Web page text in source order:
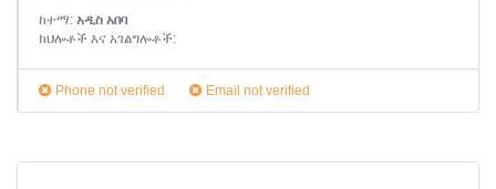
ከተማ: አዲስ አበባ
ክህሎቶች እና አገልግሎቶች:
Phone not verified Email not verified